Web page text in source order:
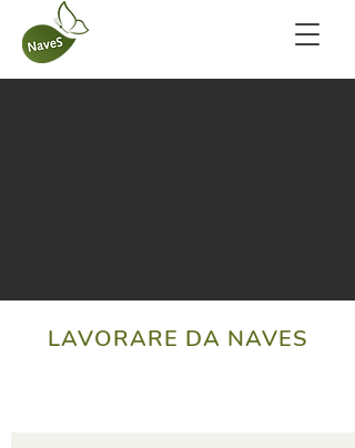
LAVORARE DA NAVES